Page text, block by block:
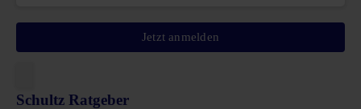
Jetzt anmelden
Schultz Ratgeber